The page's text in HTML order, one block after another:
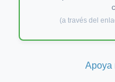
(a través del
Apoya